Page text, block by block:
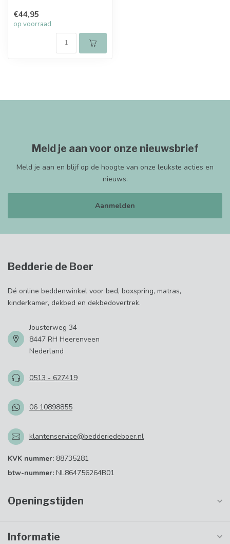
€44,95
op voorraad
Meld je aan voor onze nieuwsbrief
Meld je aan en blijf op de hoogte van onze leukste acties en
nieuws.
Aanmelden
Bedderie de Boer
Dé online beddenwinkel voor bed, boxspring, matras,
kinderkamer, dekbed en dekbedovertrek.
Jousterweg 34
8447 RH Heerenveen
Nederland
0513 - 627419
06 10898855
klantenservice@bedderiedeboer.nl
KVK nummer: 88735281
btw-nummer: NL864756264B01
Openingstijden
Informatie